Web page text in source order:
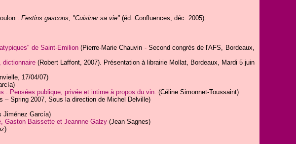
: Festins gascons, "Cuisiner sa vie"(éd. Confluences, déc. 2005).
de Saint-Emilion(Pierre-Marie Chauvin - Second congrès de l'AFS, Bordeaux,
dictionnaire(Robert Laffont, 2007). Présentation à librairie Mollat, Bordeaux, Mardi 5 juin
17/04/07)
: Pensées publique, privée et intime à propos du vin. (Céline Simonnet-Toussaint)
– Spring 2007, Sous la direction de Michel Delville)
Jiménez García)
Gaston Baissette et Jeannne Galzy(Jean Sagnes)